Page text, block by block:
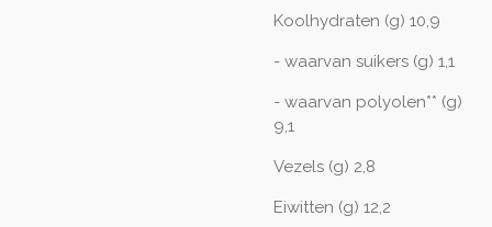
Koolhydraten (g) 10,9
- waarvan suikers (g) 1,1
- waarvan polyolen** (g)
9,1
Vezels (g) 2,8
Eiwitten (g) 12,2